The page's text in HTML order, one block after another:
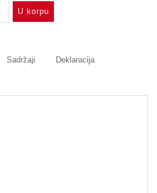
U korpu
Sadržaji Deklaracija